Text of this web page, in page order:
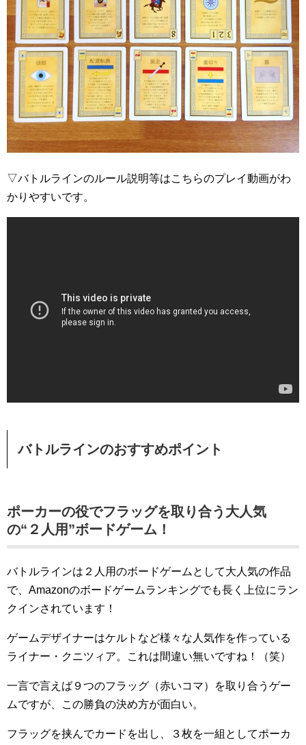
▽バトルラインのルール説明等はこちらのプレイ動画がわ
かりやすいです。
バトルラインのおすすめポイント
ポーカーの役でフラッグを取り合う大人気
の“２人用”ボードゲーム！
バトルラインは２人用のボードゲームとして大人気の作品
で、Amazonのボードゲームランキングでも長く上位にラン
クインされています！
ゲームデザイナーはケルトなど様々な人気作を作っている
ライナー・クニツィア。これは間違い無いですね！（笑）
一言で言えば９つのフラッグ（赤いコマ）を取り合うゲー
ムですが、この勝負の決め方が面白い。
フラッグを挟んでカードを出し、３枚を一組としてポーカ